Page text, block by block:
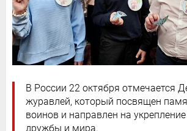
В России 22 октября отмечается
журавлей, который посвящен
воинов и направлен на
дружбы и мира.